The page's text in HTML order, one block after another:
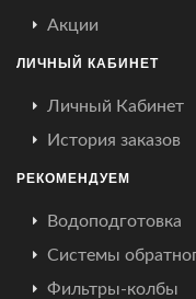
Акции
ЛИЧНЫЙ КАБИНЕТ
Личный Кабинет
История заказов
РЕКОМЕНДУЕМ
Водоподготовка
Системы
Фильтры-колбы